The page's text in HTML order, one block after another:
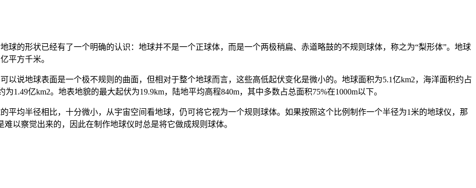
的形状已经有了一个明确的认识：地球并不是一个正球体，而是一个两极稍扁、赤道略鼓的不规则球体，称之为“梨形体”。地球
平方千米。
说地球表面是一个极不规则的曲面，但相对于整个地球而言，这些高低起伏变化是微小的。地球面积为5.1亿km2，海洋面积约占
1.49亿km2。地表地貌的最大起伏为19.9km，陆地平均高程840m，其中多数占总面积75%在1000m以下。
均半径相比，十分微小，从宇宙空间看地球，仍可将它视为一个规则球体。如果按照这个比例制作一个半径为1米的地球仪，那
以察觉出来的，因此在制作地球仪时总是将它做成规则球体。